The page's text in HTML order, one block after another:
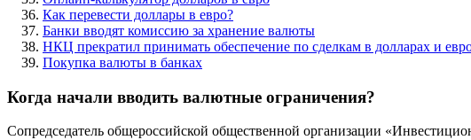
Как перевести доллары в евро?
Банки вводят комиссию за хранение валюты
НКЦ прекратил принимать обеспечение по сделкам в долларах и
Покупка валюты в банках
Когда начали вводить валютные ограничения?
Сопредседатель общероссийской общественной организации